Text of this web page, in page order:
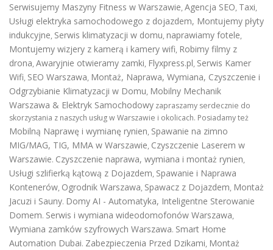
Serwisujemy Maszyny Fitness w Warszawie, Agencja SEO, Taxi,
Usługi elektryka samochodowego z dojazdem, Montujemy płyty
indukcyjne, Serwis klimatyzacji w domu, naprawiamy fotele,
Montujemy wizjery z kamerą i kamery wifi, Robimy filmy z
drona, Awaryjnie otwieramy zamki, Flyxpress.pl, Serwis Kamer
Wifi, SEO Warszawa, Montaż, Naprawa, Wymiana, Czyszczenie i
Odgrzybianie Klimatyzacji w Domu, Mobilny Mechanik
Warszawa & Elektryk Samochodowy zapraszamy serdecznie do
skorzystania z naszych usług w Warszawie i okolicach. Posiadamy też
Mobilną Naprawę i wymianę rynien, Spawanie na zimno
MIG/MAG, TIG, MMA w Warszawie, Czyszczenie Laserem w
Warszawie. Czyszczenie naprawa, wymiana i montaż rynien,
Usługi szlifierką kątową z Dojazdem, Spawanie i Naprawa
Kontenerów, Ogrodnik Warszawa, Spawacz z Dojazdem, Montaż
Jacuzi i Sauny. Domy AI - Automatyka, Inteligentne Sterowanie
Domem. Serwis i wymiana wideodomofonów Warszawa,
Wymiana zamków szyfrowych Warszawa. Smart Home
Automation Dubai. Zabezpieczenia Przed Dzikami, Montaż